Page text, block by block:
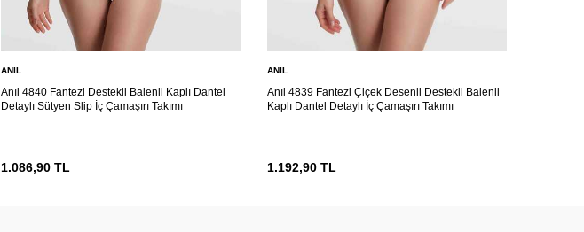
ANIL
Anıl 4840 Fantezi Destekli Balenli Kaplı Dantel
Detaylı Sütyen Slip İç Çamaşırı Takımı
1.086,90 TL
ANIL
Anıl 4839 Fantezi Çiçek Desenli Destekli Balenli
Kaplı Dantel Detaylı İç Çamaşırı Takımı
1.192,90 TL